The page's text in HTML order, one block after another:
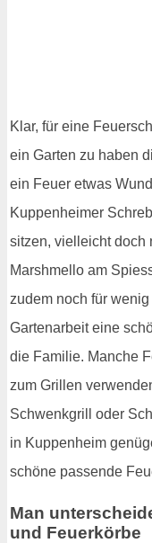
Klar, für eine
ein Garten zu haben
ein Feuer etwas
Kuppenheimer
sitzen, vielleicht doch
Marshmello am
zudem noch für
Gartenarbeit eine
die Familie. Manche
zum Grillen
Schwenkgrill oder
in Kuppenheim
schöne passende
Man
und Feuerkörbe